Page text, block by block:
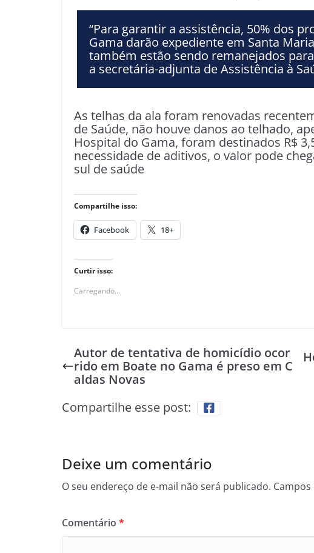
“Para garantir a assistência, 50% dos
Gama darão expediente em Santa
também estão sendo remanejados
a secretária-adjunta de Assistência à
As telhas da ala foram renovadas
de Saúde, não houve danos ao telhado,
Hospital do Gama, foram destinados R$
necessidade de aditivos, o valor pode
sul de saúde
Compartilhe isso:
Facebook 18+
Curtir isso:
Carregando...
Autor de tentativa de homicídio ocor
rido em Boate no Gama é preso em C
aldas Novas
Compartilhe esse post:
Deixe um comentário
O seu endereço de e-mail não será publicado.
Comentário *